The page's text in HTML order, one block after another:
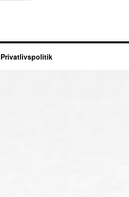
om
Privatlivspolitik